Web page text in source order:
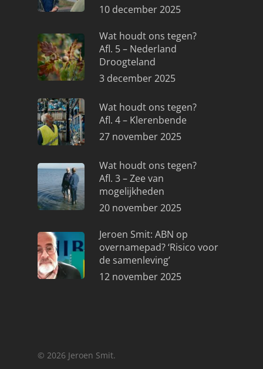
10 december 2025
Wat houdt ons tegen?
Afl. 5 – Nederland
Droogteland
3 december 2025
Wat houdt ons tegen?
Afl. 4 – Klerenbende
27 november 2025
Wat houdt ons tegen?
Afl. 3 – Zee van
mogelijkheden
20 november 2025
Jeroen Smit: ABN op
overnamepad? ‘Risico voor
de samenleving’
12 november 2025
© 2026 Jeroen Smit.